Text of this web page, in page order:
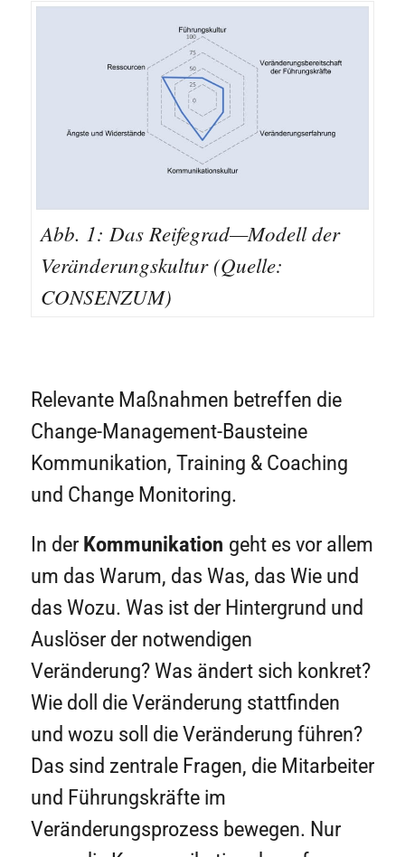
Abb. 1: Das Reifegrad—Modell der
Veränderungskultur (Quelle:
CONSENZUM)
Relevante Maßnahmen betreffen die
Change-Management-Bausteine
Kommunikation, Training & Coaching
und Change Monitoring.
In der Kommunikation geht es vor allem
um das Warum, das Was, das Wie und
das Wozu. Was ist der Hintergrund und
Auslöser der notwendigen
Veränderung? Was ändert sich konkret?
Wie doll die Veränderung stattfinden
und wozu soll die Veränderung führen?
Das sind zentrale Fragen, die Mitarbeiter
und Führungskräfte im
Veränderungsprozess bewegen. Nur